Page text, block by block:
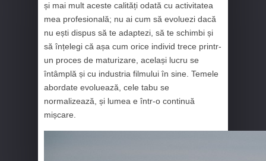
și mai mult aceste calități odată cu activitatea
mea profesională; nu ai cum să evoluezi dacă
nu ești dispus să te adaptezi, să te schimbi și
să înțelegi că așa cum orice individ trece printr-
un proces de maturizare, același lucru se
întâmplă și cu industria filmului în sine. Temele
abordate evoluează, cele tabu se
normalizează, și lumea e într-o continuă
mișcare.